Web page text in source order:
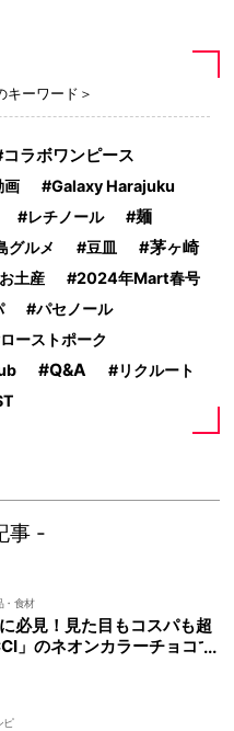
キーワード＞
コラボワンピース
画 Galaxy Harajuku
レチノール 麺
グルメ 豆皿 茅ヶ崎
土産 2024年Mart春号
パセノール
ローストポーク
Q&A
リクルート
事 -
・食材
必見！見た目もコスパも超
」のネオンカラーチョコで
ピ